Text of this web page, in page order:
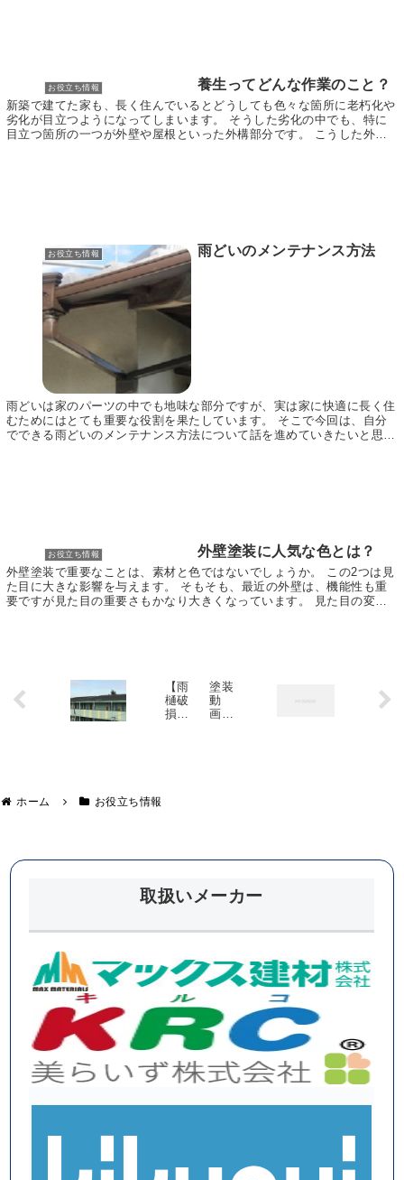
お役立ち情報 養生ってどんな作業のこと？
新築で建てた家も、長く住んでいるとどうしても色々な箇所に老朽化や
劣化が目立つようになってしまいます。 そうした劣化の中でも、特に
目立つ箇所の一つが外壁や屋根といった外構部分です。 こうした外構
お役立ち情報 雨どいのメンテナンス方法
雨どいは家のパーツの中でも地味な部分ですが、実は家に快適に長く住
むためにはとても重要な役割を果たしています。 そこで今回は、自分
でできる雨どいのメンテナンス方法について話を進めていきたいと思い
お役立ち情報 外壁塗装に人気な色とは？
外壁塗装で重要なことは、素材と色ではないでしょうか。 この2つは見
た目に大きな影響を与えます。 そもそも、最近の外壁は、機能性も重
要ですが見た目の重要さもかなり大きくなっています。 見た目の変化
【雨
樋破
損】
塗装
動
画
ホーム お役立ち情報
取扱いメーカー